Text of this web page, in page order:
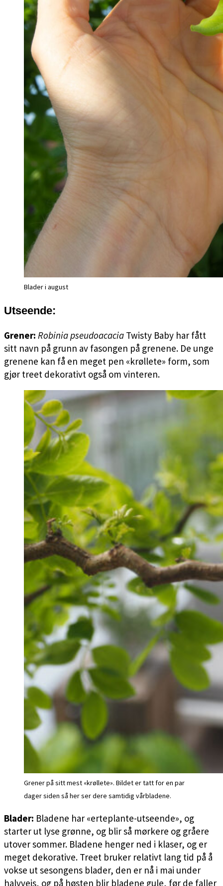
Blader i august
Utseende:
Grener: Robinia pseudoacacia Twisty Baby har fått
sitt navn på grunn av fasongen på grenene. De unge
grenene kan få en meget pen «krøllete» form, som
gjør treet dekorativt også om vinteren.
Grener på sitt mest «krøllete». Bildet er tatt for en par
dager siden så her ser dere samtidig vårbladene.
Blader: Bladene har «erteplante-utseende», og
starter ut lyse grønne, og blir så mørkere og gråere
utover sommer. Bladene henger ned i klaser, og er
meget dekorative. Treet bruker relativt lang tid på å
vokse ut sesongens blader, den er nå i mai under
halvveis, og på høsten blir bladene gule, før de faller